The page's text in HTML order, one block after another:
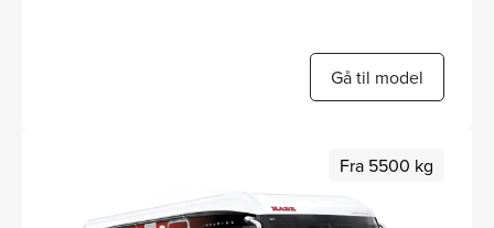
Gå til model
Fra 5500 kg